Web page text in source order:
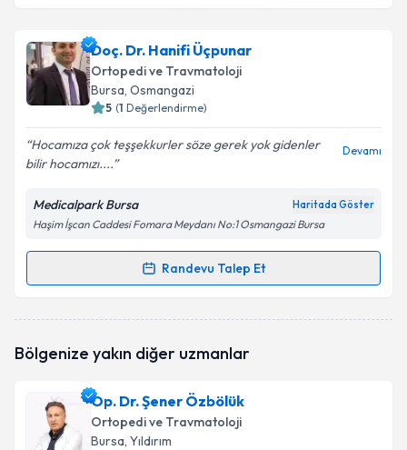
Doç. Dr. Hanifi Üçpunar
Ortopedi ve Travmatoloji
Bursa, Osmangazi
5 (1 Değerlendirme)
Hocamıza çok teşşekkurler söze gerek yok gidenler
bilir hocamızı....
Devamı
Medicalpark Bursa Haritada Göster
Haşim İşcan Caddesi Fomara Meydanı No:1 Osmangazi Bursa
Randevu Talep Et
Randevu Takvimi Talebi
oluşturun. Size bu uzmandan randevu almanız için bir
E-posta Adresiniz
Bölgenize yakın diğer uzmanlar
Op. Dr. Şener Özbölük
Ortopedi ve Travmatoloji
Bursa, Yıldırım